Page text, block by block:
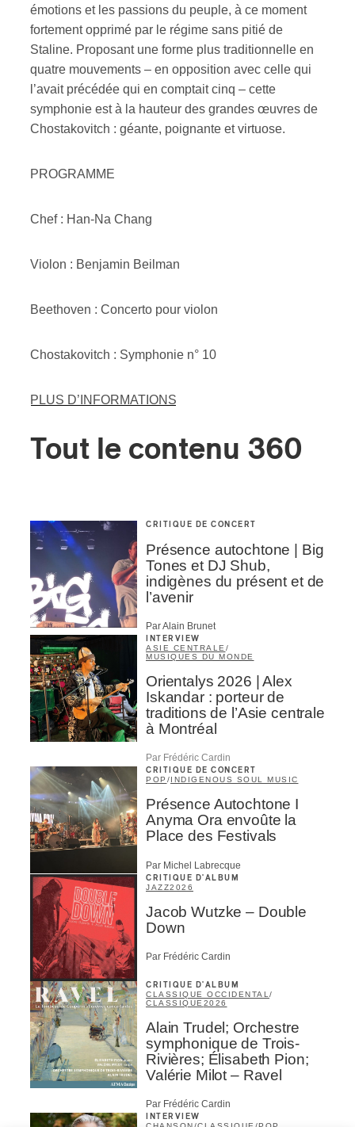
émotions et les passions du peuple, à ce moment
fortement opprimé par le régime sans pitié de
Staline. Proposant une forme plus traditionnelle en
quatre mouvements – en opposition avec celle qui
l’avait précédée qui en comptait cinq – cette
symphonie est à la hauteur des grandes œuvres de
Chostakovitch : géante, poignante et virtuose.
PROGRAMME
Chef : Han-Na Chang
Violon : Benjamin Beilman
Beethoven : Concerto pour violon
Chostakovitch : Symphonie n° 10
PLUS D’INFORMATIONS
Tout le contenu 360
CRITIQUE DE CONCERT
Présence autochtone | Big
Tones et DJ Shub,
indigènes du présent et de
l’avenir
Par Alain Brunet
INTERVIEW
ASIE CENTRALE /
MUSIQUES DU MONDE
Orientalys 2026 | Alex
Iskandar : porteur de
traditions de l’Asie centrale
à Montréal
Par Frédéric Cardin
CRITIQUE DE CONCERT
POP / INDIGENOUS SOUL MUSIC
Présence Autochtone I
Anyma Ora envoûte la
Place des Festivals
Par Michel Labrecque
CRITIQUE D'ALBUM
JAZZ2026
Jacob Wutzke – Double
Down
Par Frédéric Cardin
CRITIQUE D'ALBUM
CLASSIQUE OCCIDENTAL /
CLASSIQUE 2026
Alain Trudel; Orchestre
symphonique de Trois-
Rivières; Élisabeth Pion;
Valérie Milot – Ravel
Par Frédéric Cardin
INTERVIEW